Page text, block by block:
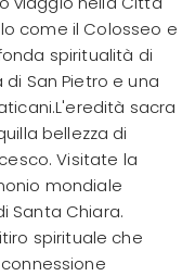
come il Colosseo e
spiritualità di
San Pietro e una
sacra
bellezza di
Visitate la
mondiale
Santa Chiara.
spirituale che